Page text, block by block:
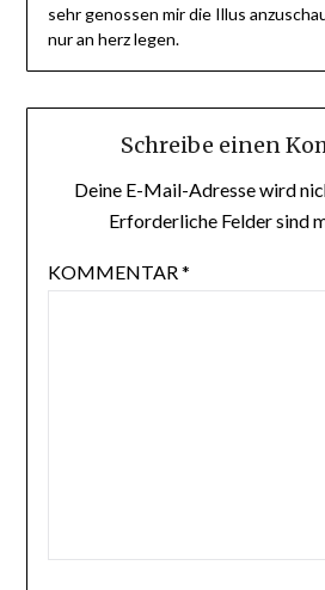
sehr genossen mir die Illus
nur an herz legen.
Schreibe einen
Deine E-Mail-Adresse wird
Erforderliche Felder sind
KOMMENTAR*